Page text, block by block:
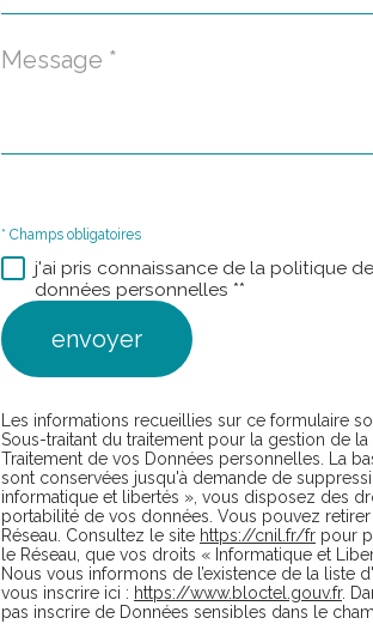
Message
* Champs obligatoires
j'ai pris connaissance de la politique
données personnelles **
envoyer
Les informations recueillies sur ce formulaire
Sous-traitant du traitement pour la gestion de
Traitement de vos Données personnelles. La
sont conservées jusqu'à demande de
informatique et libertés », vous disposez des
portabilité de vos données. Vous pouvez
Réseau. Consultez le site https://cnil.fr/fr pour
le Réseau, que vos droits « Informatique et
Nous vous informons de l’existence de la
vous inscrire ici : https://www.bloctel.gouv.fr.
pas inscrire de Données sensibles dans le